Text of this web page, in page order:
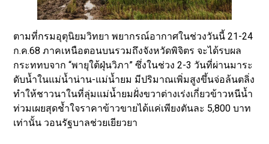
ตามที่กรมอุตุนิยมวิทยา พยากรณ์อากาศในช่วงวันนี้ 21-24
ก.ค.68 ภาคเหนือตอนบนรวมถึงจังหวัดพิจิตร จะได้รบผล
กระททบจาก “พายุใต้ฝุ่นวิภา” ซึ่งในช่วง 2-3 วันที่ผ่านมาระ
ดับน้ำในแม่น้ำน่าน-แม่น้ำยม มีปริมาณเพิ่มสูงขึ้นจ่อล้นตลิ่ง
ทำให้ชาวนาในที่ลุ่มแม่น้ำยมฝั่งขวาต่างเร่งเกี่ยวข้าวหนีน้ำ
ท่วมเผยสุดช้ำใจราคาข้าวขายได้แค่เพียงตันละ 5,800 บาท
เท่านั้น วอนรัฐบาลช่วยเยียวยา